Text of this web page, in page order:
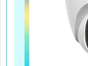
cường tính năng bảo
Hỗ trợ dịch vụ
hỗ trợ khách hàng
rằng bạn sẽ có sự
Hy vọng những